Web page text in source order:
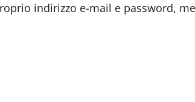
indirizzo e-mail e password,